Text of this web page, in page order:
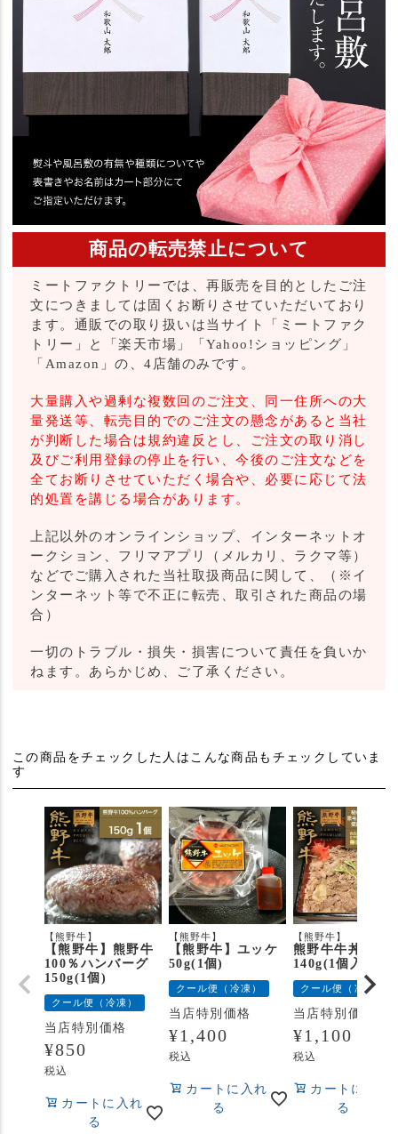
商品の転売禁止について
ミートファクトリーでは、再販売を目的としたご注
文につきましては固くお断りさせていただいており
ます。通販での取り扱いは当サイト「ミートファク
トリー」と「楽天市場」「Yahoo!ショッピング」
「Amazon」の、4店舗のみです。
大量購入や過剰な複数回のご注文、同一住所への大
量発送等、転売目的でのご注文の懸念があると当社
が判断した場合は規約違反とし、ご注文の取り消し
及びご利用登録の停止を行い、今後のご注文などを
全てお断りさせていただく場合や、必要に応じて法
的処置を講じる場合があります。
上記以外のオンラインショップ、インターネットオ
ークション、フリマアプリ（メルカリ、ラクマ等）
などでご購入された当社取扱商品に関して、（※イ
ンターネット等で不正に転売、取引された商品の場
合）
一切のトラブル・損失・損害について責任を負いか
ねます。あらかじめ、ご了承ください。
この商品をチェックした人はこんな商品もチェックしていま
す
【熊野牛】
【熊野牛】熊野牛
100％ハンバーグ
150g(1個)
クール便（冷凍）
当店特別価格
¥850
税込
カートに入れ
る
【熊野牛】
【熊野牛】ユッケ
50g(1個)
クール便（冷凍）
当店特別価格
¥1,400
税込
カートに入れ
る
【熊野牛】
熊野牛牛丼の具
140g(1個入り)
クール便（冷凍）
当店特別価格
¥1,100
税込
カートに入れ
る